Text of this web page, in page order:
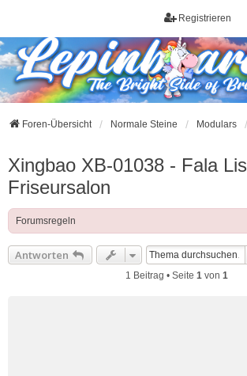
Registrieren
Foren-Übersicht Normale Steine Modulars
Xingbao XB-01038 - Fala Lis
Friseursalon
Forumsregeln
Antworten
1 Beitrag • Seite 1 von 1